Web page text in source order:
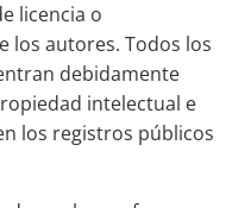
licencia o
los autores. Todos los
debidamente
intelectual e
los registros públicos